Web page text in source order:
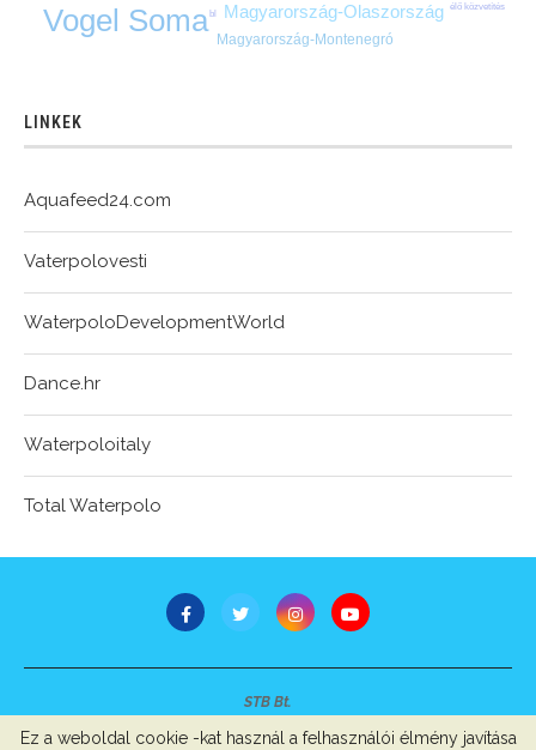
Vogel Soma Magyarország-Olaszország
Magyarország-Montenegró
bl
élő közvetítés
LINKEK
Aquafeed24.com
Vaterpolovesti
WaterpoloDevelopmentWorld
Dance.hr
Waterpoloitaly
Total Waterpolo
STB Bt.
Ez a weboldal cookie -kat használ a felhasználói élmény javítása